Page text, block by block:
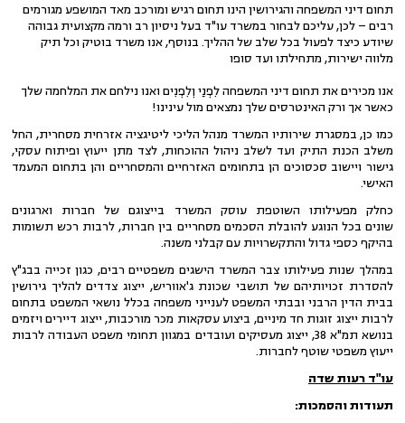
תחום דיני המשפחה והגירושין הינו תחום רגיש ומורכב מאד המושפע מגורמים
רבים – לכן, עליכם לבחור במשרד עו"ד בעל ניסיון רב ורמה מקצועית גבוהה
שיודע כיצד לפעול בכל שלב של ההליך. בנוסף, אנו משרד בוטיק וכל תיק
מלווה ישירות, מתחילתו ועד סופו
אנו מכירים את תחום דיני המשפחה לִפְנַי וְלִפְנִים ואנו נילחם את המלחמה שלך
כאשר אך ורק האינטרסים שלך נמצאים מול עינינו!
כמו כן, במסגרת שירותיו המשרד מנהל הליכי ליטיגציה אזרחית מסחרית, החל
משלב הכנת התיק ועד לשלב ניהול ההוכחות, לצד מתן ייעוץ ופיתוח עסקי,
גישור ויישוב סכסוכים הן בתחומים האזרחיים והמסחריים והן בתחום המעמד
האישי.
כחלק מפעילותו השוטפת עוסק המשרד בייצוגם של חברות וארגונים
שונים בכל הנוגע להובלת הסכמים מסחריים בין חברות, לרבות רכש תשומות
בהיקף כספי גדול והתקשרויות עם קבלני משנה.
במהלך שנות פעילותו צבר המשרד הישגים משפטיים רבים, כגון זכייה בבג"ץ
להסדרת זכויותיהם של תושבי שכונת ג'אווריש, ייצוג צדדים להליך גירושין
בבית הדין הרבני ובבתי המשפט לענייני משפחה בכלל נושאי המשפט בתחום
לרבות ייצוג זוגות חד מיניים, ביצוע עסקאות מכר מורכבות, ייצוג דיירים ויזמים
בנושא תמ"א 38, ייצוג מעסיקים ועובדים במגוון תחומי משפט העבודה לרבות
ייעוץ משפטי שוטף לחברות.
עו"ד רעות שדה
תעודות והסמכות: